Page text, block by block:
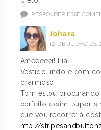
RESPONDER ESSE
Johara
12 DE JULHO DE
Ameeeeei! Lia!
Vestido lindo e com
charmoso.
Tbm estou
perfeito assim, super
que vou recorrer à
http://